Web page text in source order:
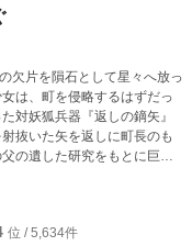
欠片を隕石として星々へ放っ
ずがな
に兵
つ町の中で人として受け入れ
位 / 5,634件